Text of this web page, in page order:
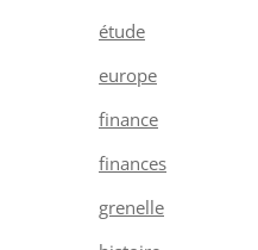
étude
europe
finance
finances
grenelle